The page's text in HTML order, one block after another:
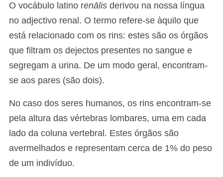
O vocábulo latino renālis derivou na nossa língua
no adjectivo renal. O termo refere-se àquilo que
está relacionado com os rins: estes são os órgãos
que filtram os dejectos presentes no sangue e
segregam a urina. De um modo geral, encontram-
se aos pares (são dois).
No caso dos seres humanos, os rins encontram-se
pela altura das vértebras lombares, uma em cada
lado da coluna vertebral. Estes órgãos são
avermelhados e representam cerca de 1% do peso
de um indivíduo.